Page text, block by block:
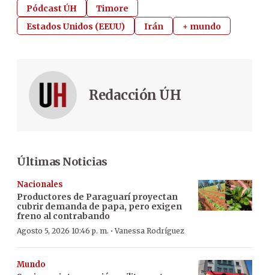
Pódcast ÚH
Timore
Estados Unidos (EEUU)
Irán + mundo
Redacción ÚH
Últimas Noticias
Nacionales
Productores de Paraguarí proyectan
cubrir demanda de papa, pero exigen
freno al contrabando
Agosto 5, 2026 10:46 p. m. ·Vanessa Rodríguez
Mundo